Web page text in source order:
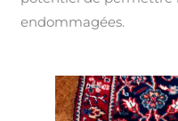
endommagées.